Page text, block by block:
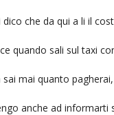
dico che da qui a li il
quando sali sul taxi
sai mai quanto
anche ad informarti